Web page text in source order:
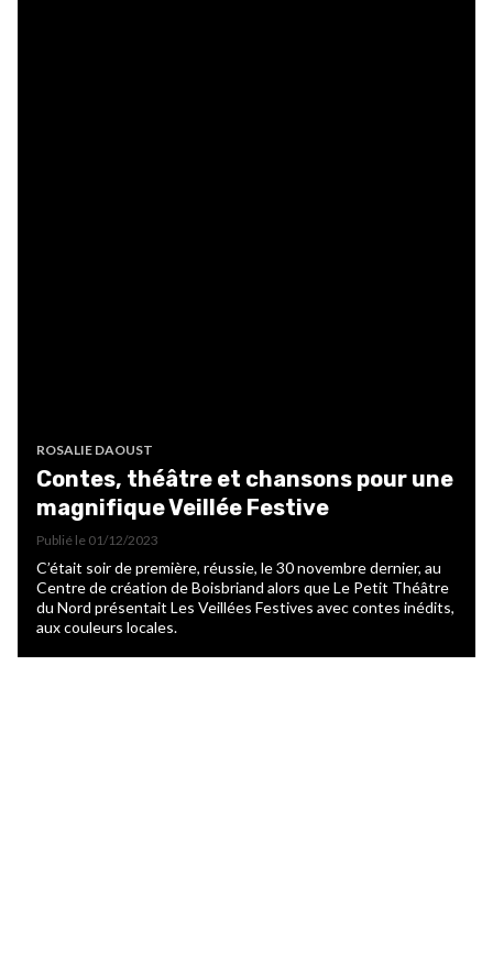
ROSALIE DAOUST
Contes, théâtre et chansons pour une
magnifique Veillée Festive
Publié le 01/12/2023
C’était soir de première, réussie, le 30 novembre dernier, au
Centre de création de Boisbriand alors que Le Petit Théâtre
du Nord présentait Les Veillées Festives avec contes inédits,
aux couleurs locales.